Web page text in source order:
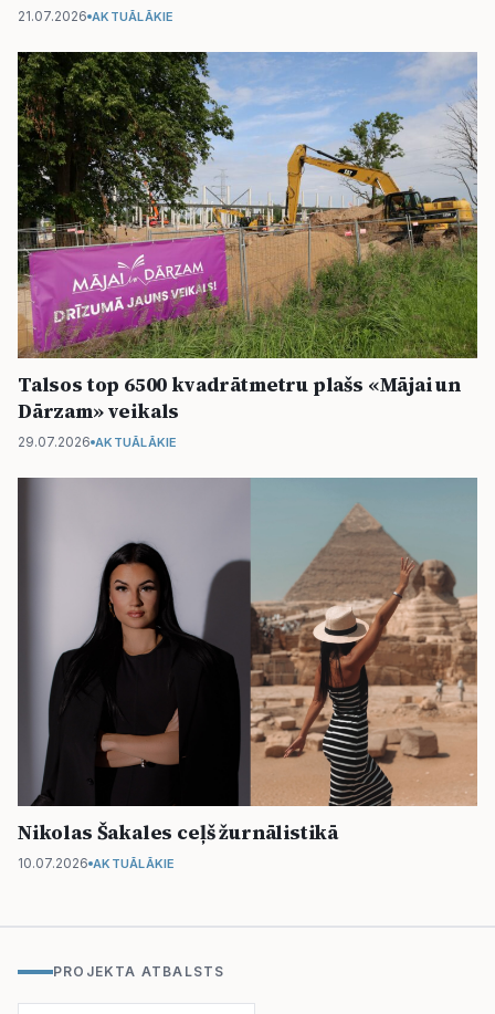
21.07.2026 AKTUĀLĀKIE
Talsos top 6500 kvadrātmetru plašs «Mājai un
Dārzam» veikals
29.07.2026 AKTUĀLĀKIE
Nikolas Šakales ceļš žurnālistikā
10.07.2026 AKTUĀLĀKIE
PROJEKTA ATBALSTS